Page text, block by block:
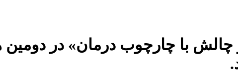
چالش با چارچوب درمان» در